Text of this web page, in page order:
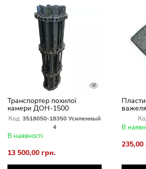
Транспортер похилої
камери ДОН-1500
посилений на болтах ЗІПК
Код: 3518050-18350 Усиленный
4
В наявності
13 500,00 грн.
В
235,00